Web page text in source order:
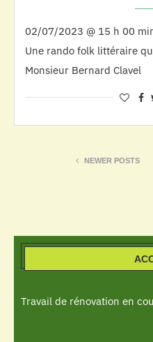
02/07/2023 @ 15 h 00
Une rando folk littéraire
Monsieur Bernard Clavel
NEWER POSTS
Travail de rénovation en